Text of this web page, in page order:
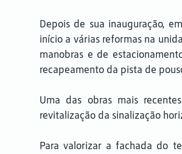
Depois de sua inauguração,
início a várias reformas na
manobras e de
recapeamento da pista de
Uma das obras mais
revitalização da sinalização
Para valorizar a fachada do